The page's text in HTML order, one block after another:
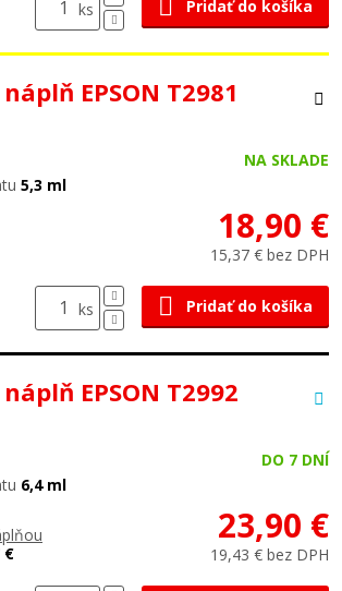
ks Pridať do košíka
EPSON T2981
NA SKLADE
5,3 ml
18,90 €
15,37 € bez DPH
ks Pridať do košíka
EPSON T2992
DO 7 DNÍ
6,4 ml
€
23,90 €
19,43 € bez DPH